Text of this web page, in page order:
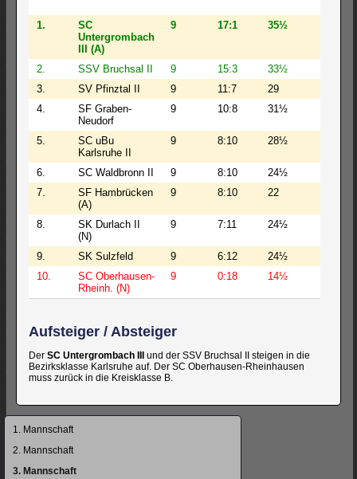
1.
SC
Untergrombach
III (A)
9 17:1 35½
2. SSV Bruchsal II 9 15:3 33½
3.
SV Pfinztal II 9 11:7 29
4.
SF Graben-
Neudorf
9 10:8 31½
5.
SC uBu
Karlsruhe II
9 8:10 28½
6. SC Waldbronn II 9 8:10 24½
7.
SF Hambrücken
(A)
9 8:10 22
8.
SK Durlach II
(N)
9 7:11 24½
9. SK Sulzfeld 9 6:12 24½
10.
SC Oberhausen-
Rheinh. (N)
9 0:18 14½
Aufsteiger / Absteiger
Der SC Untergrombach III und der SSV Bruchsal II steigen in die
Bezirksklasse Karlsruhe auf. Der SC Oberhausen-Rheinhausen
muss zurück in die Kreisklasse B.
Navigation
1. Mannschaft
2. Mannschaft
3. Mannschaft